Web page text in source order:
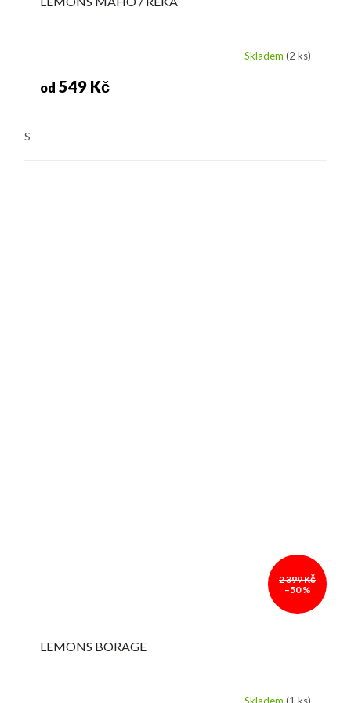
Skladem (2 ks)
od 549 Kč
S
2 399 Kč
–50 %
LEMONS BORAGE